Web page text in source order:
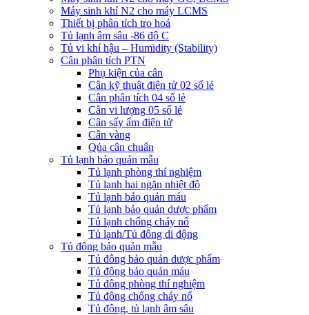
Máy sinh khí N2 cho máy LCMS
Thiết bị phân tích tro hoá
Tủ lạnh âm sâu -86 độ C
Tủ vi khí hậu – Humidity (Stability)
Cân phân tích PTN
Phụ kiện của cân
Cân kỹ thuật điện tử 02 số lẻ
Cân phân tích 04 số lẻ
Cân vi lượng 05 số lẻ
Cân sấy ẩm điện tử
Cân vàng
Qủa cân chuẩn
Tủ lạnh bảo quản mẫu
Tủ lạnh phòng thí nghiệm
Tủ lạnh hai ngăn nhiệt độ
Tủ lạnh bảo quản máu
Tủ lạnh bảo quản dược phẩm
Tủ lạnh chống cháy nổ
Tủ lạnh/Tủ đông di động
Tủ đông bảo quản mẫu
Tủ đông bảo quản dược phẩm
Tủ đông bảo quản máu
Tủ đông phòng thí nghiệm
Tủ đông chống cháy nổ
Tủ đông, tủ lạnh âm sâu